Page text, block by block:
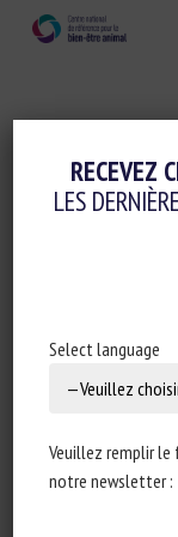
DENSITY
RECEVEZ
LES
Select language
Veuillez remplir le
notre newsletter :